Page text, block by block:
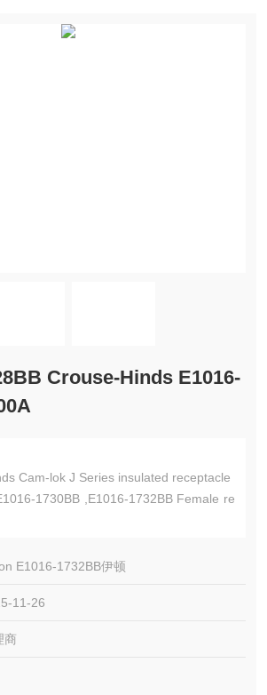
Crouse-Hinds E1016-
Cam-lok J Series insulated receptacle
1730BB ,E1016-1732BB Female re
认证LR13963,NEMA 3R
E1016-1732BB伊顿
11-26
商